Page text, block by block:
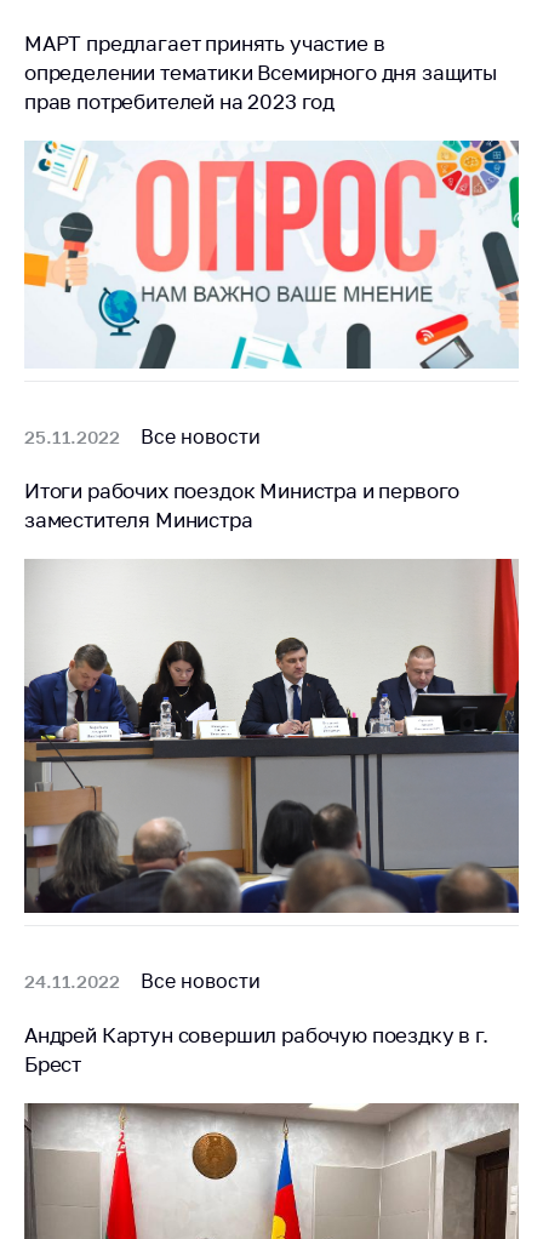
МАРТ предлагает принять участие в
определении тематики Всемирного дня защиты
прав потребителей на 2023 год
25.11.2022 Все новости
Итоги рабочих поездок Министра и первого
заместителя Министра
24.11.2022 Все новости
Андрей Картун совершил рабочую поездку в г.
Брест